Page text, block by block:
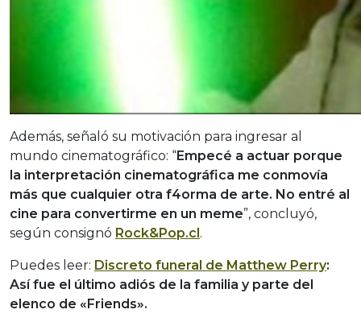
Además, señaló su motivación para ingresar al
mundo cinematográfico: “Empecé a actuar porque
la interpretación cinematográfica me conmovía
más que cualquier otra f4orma de arte. No entré al
cine para convertirme en un meme”, concluyó,
según consignó Rock&Pop.cl.
Puedes leer: Discreto funeral de Matthew Perry:
Así fue el último adiós de la familia y parte del
elenco de «Friends».